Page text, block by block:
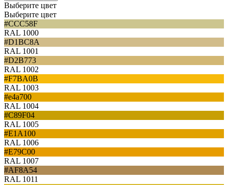
Выберите цвет
Выберите цвет
#CCC58F
RAL 1000
#D1BC8A
RAL 1001
#D2B773
RAL 1002
#F7BA0B
RAL 1003
#e4a700
RAL 1004
#C89F04
RAL 1005
#E1A100
RAL 1006
#E79C00
RAL 1007
#AF8A54
RAL 1011